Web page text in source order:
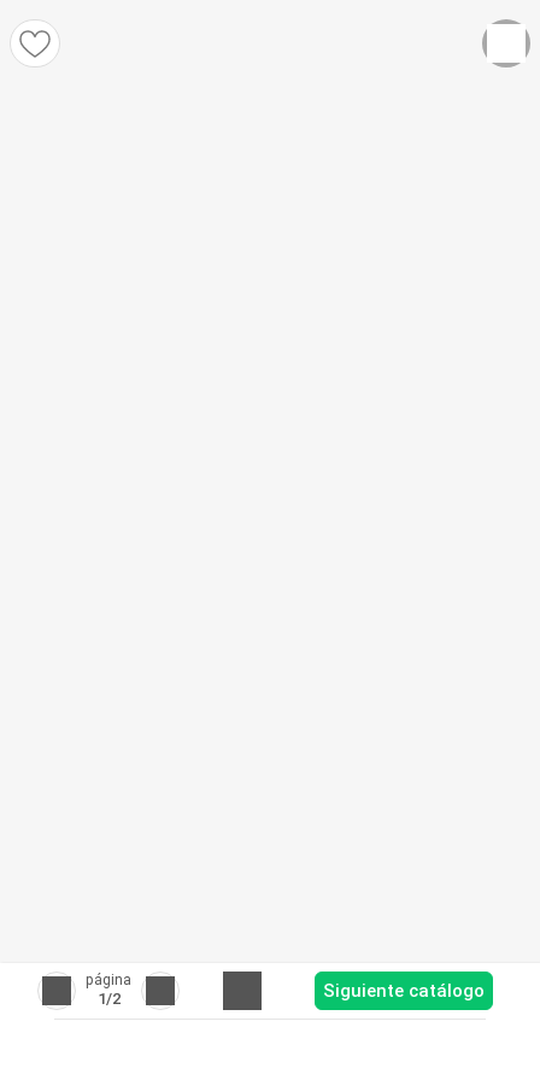
página
1/2 Siguiente catálogo